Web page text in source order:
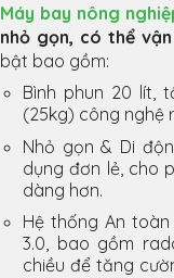
Máy bay phun thuốc
Máy bay nông
Máy sở hữu bình
kg, phù hợp cho
trừ sâu, rải phân
Các tính năng
13.8m/giây, lưu
phun sương kép),
sóng milimet và
tránh chướng
T70P hướng đến